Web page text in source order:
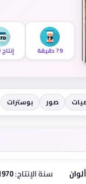
79 دقيقة إنتاج 1970
صور بوسترات
ألوان سنة الإنتاج:1970